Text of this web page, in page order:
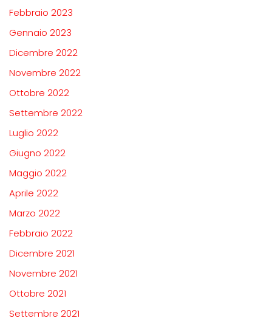
Febbraio 2023
Gennaio 2023
Dicembre 2022
Novembre 2022
Ottobre 2022
Settembre 2022
Luglio 2022
Giugno 2022
Maggio 2022
Aprile 2022
Marzo 2022
Febbraio 2022
Dicembre 2021
Novembre 2021
Ottobre 2021
Settembre 2021